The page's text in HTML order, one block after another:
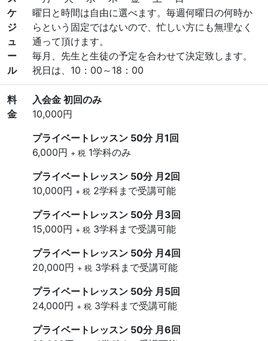
ケ
ジ
ュ
ー
ル
曜日と時間は自由に選べます。毎週何曜日の何時か
らという固定ではないので、忙しい方にも無理なく
通って頂けます。
毎月、先生と生徒の予定を合わせて決定致します。
祝日は、10：00～18：00
料
金
入会金 初回のみ
10,000円
プライベートレッスン 50分 月1回
6,000円 + 税 1学科のみ
プライベートレッスン 50分 月2回
10,000円 + 税 2学科まで受講可能
プライベートレッスン 50分 月3回
15,000円 + 税 3学科まで受講可能
プライベートレッスン 50分 月4回
20,000円 + 税 3学科まで受講可能
プライベートレッスン 50分 月5回
24,000円 + 税 3学科まで受講可能
プライベートレッスン 50分 月6回